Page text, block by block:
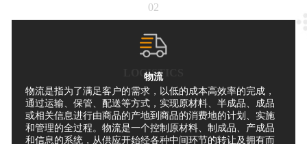
02
LOGISTICS
物流
物流是指为了满足客户的需求，以低的成本高效率的完成，
通过运输、保管、配送等方式，实现原材料、半成品、成品
或相关信息进行由商品的产地到商品的消费地的计划、实施
和管理的全过程。物流是一个控制原材料、制成品、产成品
和信息的系统，从供应开始经各种中间环节的转让及拥有而